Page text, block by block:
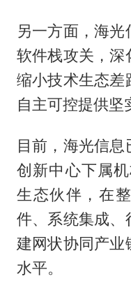
另一方面，海
软件栈攻关，深
缩小技术生态差
自主可控提供坚
目前，海光信
创新中心下属
生态伙伴，在
件、系统集成、
建网状协同产业
水平。